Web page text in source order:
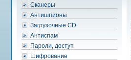
Сканеры
Антишпионы
Загрузочные CD
Антиспам
Пароли, доступ
Шифрование